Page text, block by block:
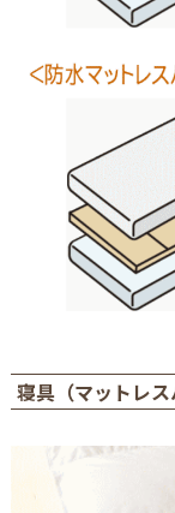
寝具（マットレス